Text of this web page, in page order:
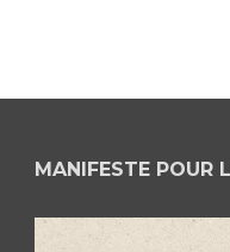
MANIFESTE POUR